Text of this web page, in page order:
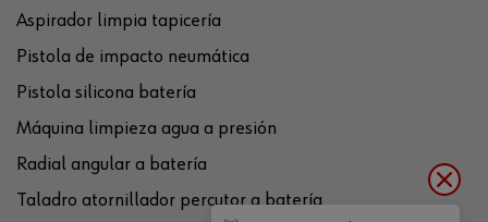
Aspirador limpia tapicería
Pistola de impacto neumática
Pistola silicona batería
Máquina limpieza agua a presión
Radial angular a batería
Taladro atornillador percutor a batería